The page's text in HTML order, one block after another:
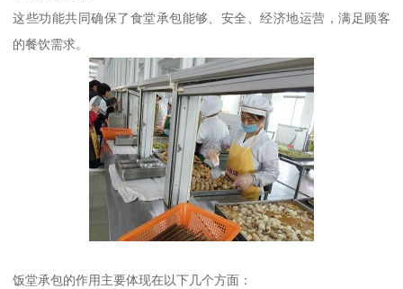
这些功能共同确保了食堂承包能够、安全、经济地运营，满足顾客
的餐饮需求。
饭堂承包的作用主要体现在以下几个方面：